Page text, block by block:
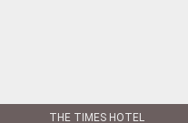
THE TIMES HOTEL